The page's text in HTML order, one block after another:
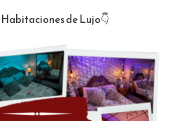
de Lujo👇